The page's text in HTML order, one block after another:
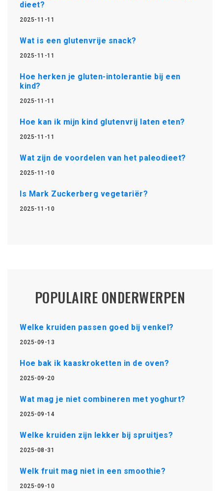
dieet?
2025-11-11
Wat is een glutenvrije snack?
2025-11-11
Hoe herken je gluten-intolerantie bij een
kind?
2025-11-11
Hoe kan ik mijn kind glutenvrij laten eten?
2025-11-11
Wat zijn de voordelen van het paleodieet?
2025-11-10
Is Mark Zuckerberg vegetariër?
2025-11-10
POPULAIRE ONDERWERPEN
Welke kruiden passen goed bij venkel?
2025-09-13
Hoe bak ik kaaskroketten in de oven?
2025-09-20
Wat mag je niet combineren met yoghurt?
2025-09-14
Welke kruiden zijn lekker bij spruitjes?
2025-08-31
Welk fruit mag niet in een smoothie?
2025-09-10